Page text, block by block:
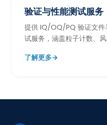
验证与性能测试服务
提供 IQ/OQ/PQ 验证文件
试服务，涵盖粒子计数、
了解更多→